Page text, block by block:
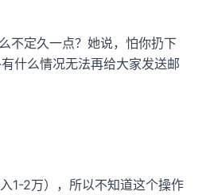
不定久一点？她说，怕你扔下
什么情况无法再给大家发送邮
1-2万），所以不知道这个操作